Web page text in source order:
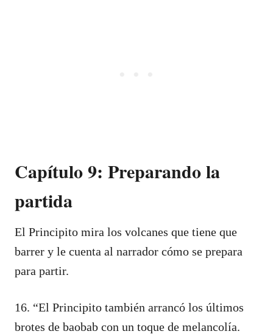
Capítulo 9: Preparando la
partida
El Principito mira los volcanes que tiene que
barrer y le cuenta al narrador cómo se prepara
para partir.
16. “El Principito también arrancó los últimos
brotes de baobab con un toque de melancolía.